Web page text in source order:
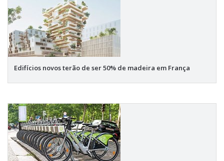
Edifícios novos terão de ser 50% de madeira em França